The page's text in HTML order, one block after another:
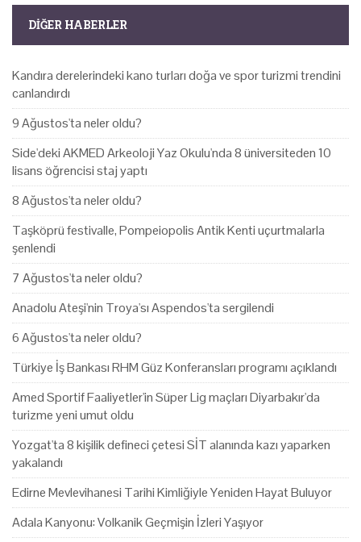
DIĞER HABERLER
Kandıra derelerindeki kano turları doğa ve spor turizmi trendini
canlandırdı
9 Ağustos'ta neler oldu?
Side'deki AKMED Arkeoloji Yaz Okulu'nda 8 üniversiteden 10
lisans öğrencisi staj yaptı
8 Ağustos'ta neler oldu?
Taşköprü festivalle, Pompeiopolis Antik Kenti uçurtmalarla
şenlendi
7 Ağustos'ta neler oldu?
Anadolu Ateşi'nin Troya'sı Aspendos'ta sergilendi
6 Ağustos'ta neler oldu?
Türkiye İş Bankası RHM Güz Konferansları programı açıklandı
Amed Sportif Faaliyetler'in Süper Lig maçları Diyarbakır'da
turizme yeni umut oldu
Yozgat'ta 8 kişilik defineci çetesi SİT alanında kazı yaparken
yakalandı
Edirne Mevlevihanesi Tarihi Kimliğiyle Yeniden Hayat Buluyor
Adala Kanyonu: Volkanik Geçmişin İzleri Yaşıyor